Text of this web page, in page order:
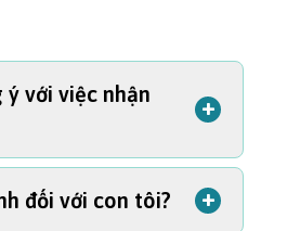
với việc nhận
+
một cách độc lập
đối với con tôi? +